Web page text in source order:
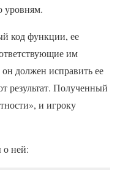
уровням.
код функции, ее
им
должен исправить ее
результат. Полученный
и игроку
о ней: